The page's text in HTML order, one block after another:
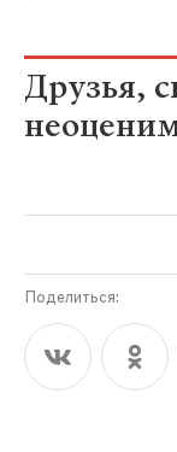
Друзья,
Поделиться: